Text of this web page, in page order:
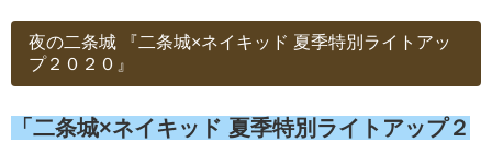
夜の二条城 『二条城×ネイキッド 夏季特別ライトアッ
プ２０２０』
「二条城×ネイキッド 夏季特別ライトアップ２